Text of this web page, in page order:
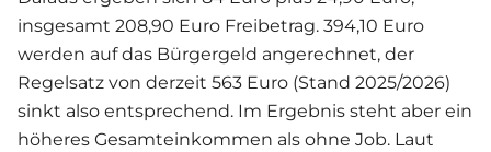
insgesamt 208,90 Euro Freibetrag. 394,10 Euro
werden auf das Bürgergeld angerechnet, der
Regelsatz von derzeit 563 Euro (Stand 2025/2026)
sinkt also entsprechend. Im Ergebnis steht aber ein
höheres Gesamteinkommen als ohne Job. Laut